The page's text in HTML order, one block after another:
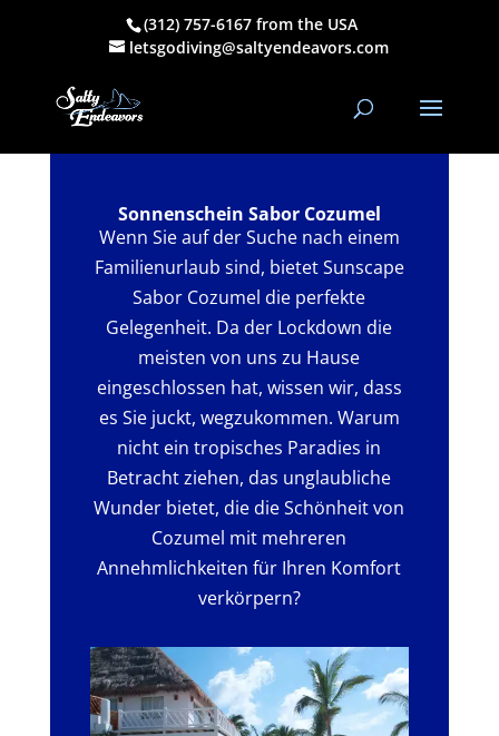
(312) 757-6167 from the USA
letsgodiving@saltyendeavors.com
Sonnenschein Sabor Cozumel
Wenn Sie auf der Suche nach einem
Familienurlaub sind, bietet Sunscape
Sabor Cozumel die perfekte
Gelegenheit. Da der Lockdown die
meisten von uns zu Hause
eingeschlossen hat, wissen wir, dass
es Sie juckt, wegzukommen. Warum
nicht ein tropisches Paradies in
Betracht ziehen, das unglaubliche
Wunder bietet, die die Schönheit von
Cozumel mit mehreren
Annehmlichkeiten für Ihren Komfort
verkörpern?